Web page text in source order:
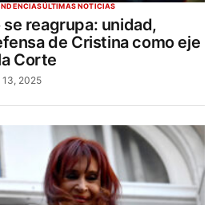
ÚLTIMAS NOTICIAS
reagrupa: unidad,
de Cristina como eje
Corte
13, 2025